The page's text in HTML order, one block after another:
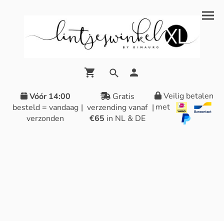
Vóór 14:00
besteld = vandaag
verzonden
|
Gratis
verzending vanaf
€65 in NL & DE
|
Veilig betalen
met